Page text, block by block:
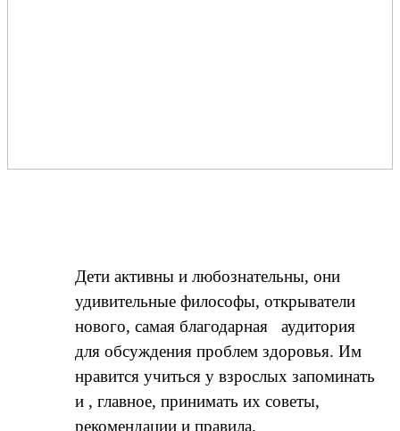
Дети активны и любознательны, они
удивительные философы, открыватели
нового, самая благодарная аудитория
для обсуждения проблем здоровья. Им
нравится учиться у взрослых запоминать
и , главное, принимать их советы,
рекомендации и правила.